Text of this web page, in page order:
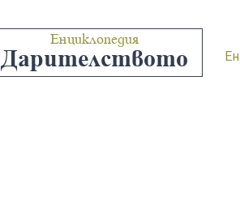
Енциклопедия
Дарителството